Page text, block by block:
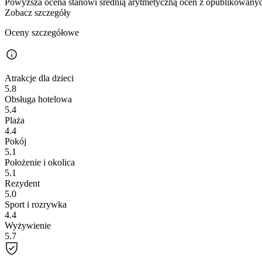
Powyższa ocena stanowi średnią arytmetyczną ocen z
Zobacz szczegóły
Oceny szczegółowe
Atrakcje dla dzieci
5.8
Obsługa hotelowa
5.4
Plaża
4.4
Pokój
5.1
Położenie i okolica
5.1
Rezydent
5.0
Sport i rozrywka
4.4
Wyżywienie
5.7